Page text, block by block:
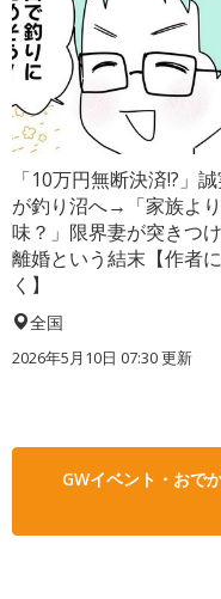
「10万円無断決済!?」
が釣り沼へ→「家族よ
味？」限界妻が突きつ
離婚という結末【作者
く】
全国
2026年5月10日 07:30 更新
GWイベント・おで